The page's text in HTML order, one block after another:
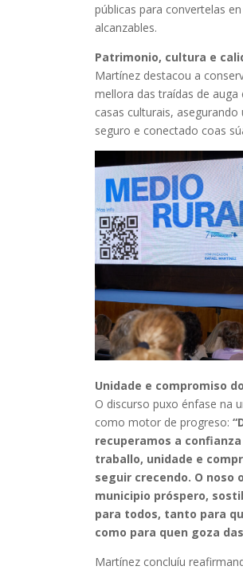
públicas para convertelas
alcanzables.
Patrimonio, cultura e
Martínez destacou a
mellora das traídas de
casas culturais,
seguro e conectado coas
Unidade e compromiso
O discurso puxo énfase na
como motor de progreso:
recuperamos a
traballo, unidade e
seguir crecendo. O noso
municipio próspero,
para todos, tanto para
como para quen goza
Martínez concluíu